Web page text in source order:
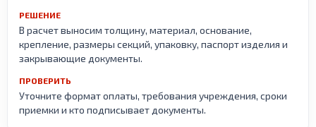
РЕШЕНИЕ
В расчет выносим толщину, материал, основание,
крепление, размеры секций, упаковку, паспорт изделия и
закрывающие документы.
ПРОВЕРИТЬ
Уточните формат оплаты, требования учреждения, сроки
приемки и кто подписывает документы.